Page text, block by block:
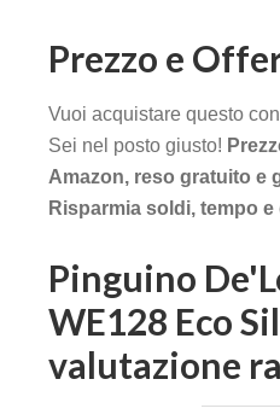
Prezzo e
Vuoi acquistare questo
Sei nel posto giusto!
Amazon, reso gratuito e
Risparmia soldi, tempo
Pinguino
WE128 Eco
valutazione